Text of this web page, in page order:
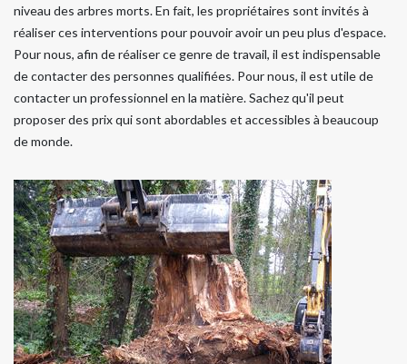
niveau des arbres morts. En fait, les propriétaires sont invités à
réaliser ces interventions pour pouvoir avoir un peu plus d'espace.
Pour nous, afin de réaliser ce genre de travail, il est indispensable
de contacter des personnes qualifiées. Pour nous, il est utile de
contacter un professionnel en la matière. Sachez qu'il peut
proposer des prix qui sont abordables et accessibles à beaucoup
de monde.